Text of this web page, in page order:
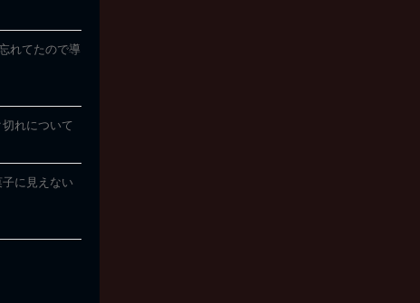
れてたので導
れについて
子に見えない